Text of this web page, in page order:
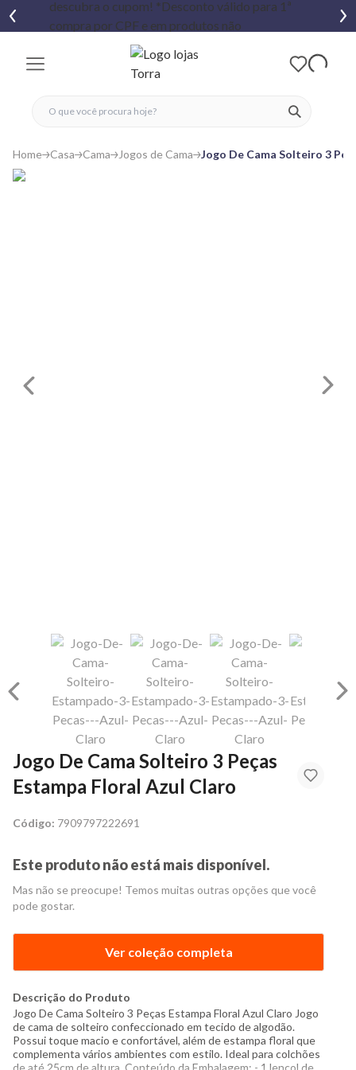
ver
fechar menu
fechar menu
favoritos
Home Casa Cama Jogos de Cama Jogo De Cama Solteiro 3
Jogo De Cama Solteiro 3 Peças
Estampa Floral Azul Claro
Código: 7909797222691
Este produto não está mais disponível.
Mas não se preocupe! Temos muitas outras opções que você
pode gostar.
Ver coleção completa
Descrição do Produto
Jogo De Cama Solteiro 3 Peças Estampa Floral Azul Claro Jogo
de cama de solteiro confeccionado em tecido de algodão.
Possui toque macio e confortável, além de estampa floral que
complementa vários ambientes com estilo. Ideal para colchões
de até 25cm de altura. Conteúdo da Embalagem: - 1 lençol de